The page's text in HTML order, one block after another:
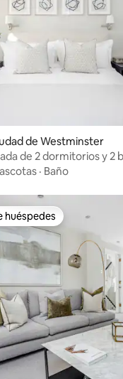
de Westminster
de 2 dormitorios y 2
· Baño
Favorito entre huéspedes
huéspedes